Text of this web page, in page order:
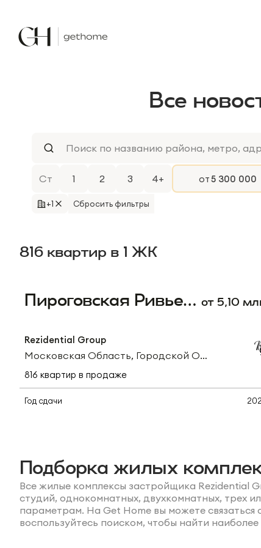
Все
Ст 1 2 3 4+ от
+1 Сбросить фильтры
816 квартир в 1 ЖК
Пироговская Ривьера от 5,10
Rezidential Group
Московская Область, Городской Округ Мытищи, Деревня Пирогово, Центральная Улица
816 квартир в продаже
Студии
5,10
Год сдачи
Подборка жилых
Все жилые комплексы застройщика Rezidential
студий, однокомнатных, двухкомнатных, трех
параметрам. На Get Home вы можете
воспользуйтесь поиском, чтобы найти